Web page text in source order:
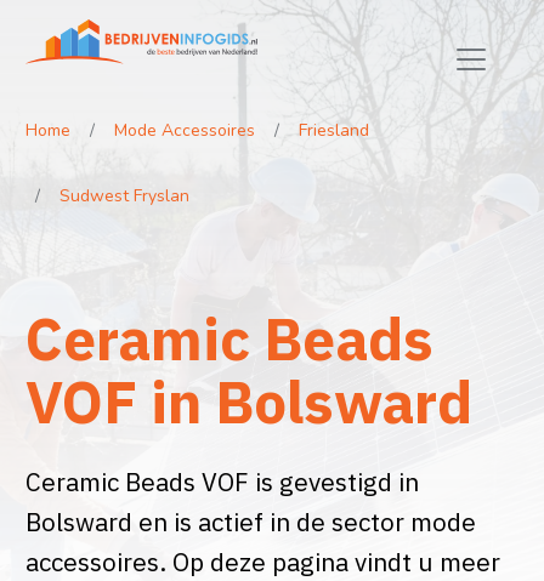
Home Mode Accessoires Friesland
Sudwest Fryslan
Ceramic Beads
VOF in Bolsward
Ceramic Beads VOF is gevestigd in
Bolsward en is actief in de sector mode
accessoires. Op deze pagina vindt u meer